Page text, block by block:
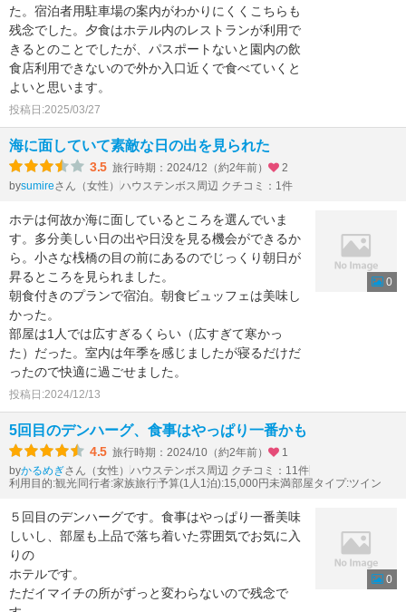
た。宿泊者用駐車場の案内がわかりにくくこちらも
残念でした。夕食はホテル内のレストランが利用で
きるとのことでしたが、パスポートないと園内の飲
食店利用できないので外か入口近くで食べていくと
よいと思います。
投稿日:2025/03/27
海に面していて素敵な日の出を見られた
3.5 旅行時期：2024/12（約2年前）
2
bysumireさん（女性） ハウステンボス周辺 クチコミ：1件
ホテは何故か海に面しているところを選んでいま
す。多分美しい日の出や日没を見る機会ができるか
ら。小さな桟橋の目の前にあるのでじっくり朝日が
昇るところを見られました。
朝食付きのプランで宿泊。朝食ビュッフェは美味し
かった。
部屋は1人では広すぎるくらい（広すぎて寒かっ
た）だった。室内は年季を感じましたが寝るだけだ
ったので快適に過ごせました。
投稿日:2024/12/13
0
5回目のデンハーグ、食事はやっぱり一番かも
4.5 旅行時期：2024/10（約2年前）
1
byかるめぎさん（女性） ハウステンボス周辺 クチコミ：11件
利用目的:観光 同行者:家族旅行予算(1人1泊):15,000円未満部屋タイプ:ツイン
５回目のデンハーグです。食事はやっぱり一番美味
しいし、部屋も上品で落ち着いた雰囲気でお気に入
りの
ホテルです。
ただイマイチの所がずっと変わらないので残念で
0